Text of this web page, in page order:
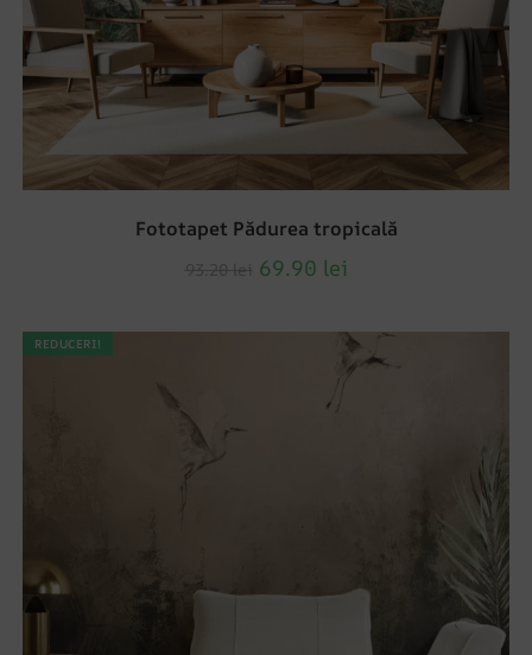
Fototapet Pădurea tropicală
69.90 lei
REDUCERI!